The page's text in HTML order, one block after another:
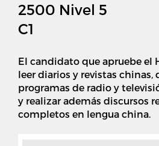
2500 Nivel 5
C1
El candidato que apruebe el
leer diarios y revistas chinas,
programas de radio y
y realizar además discursos
completos en lengua china.